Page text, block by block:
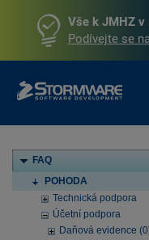
Vše k JMHZ v
Podívejte se
FAQ
POHODA
Technická podpora
Účetní podpora
Daňová evidence